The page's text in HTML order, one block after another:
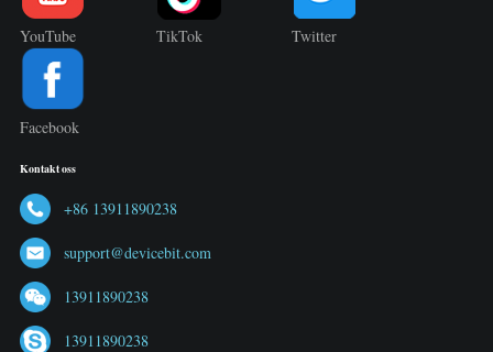
YouTube TikTok Twitter
Facebook
Kontakt oss
+86 13911890238
support@devicebit.com
13911890238
13911890238